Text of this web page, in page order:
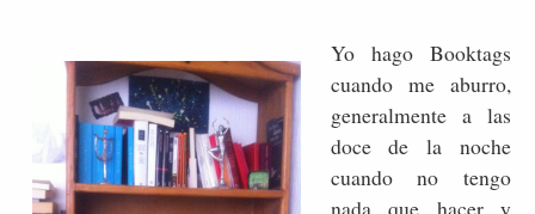
Yo hago Booktags
cuando me aburro,
generalmente a las
doce de la noche
cuando no tengo
nada que hacer y